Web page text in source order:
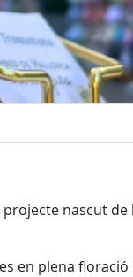
projecte nascut
en plena